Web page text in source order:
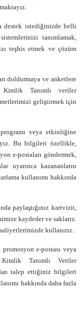
destek istediğinizde belli
tanımlamak,
teşhis etmek ve çözüm
doldurmaya ve anketlere
Kimlik Tanımlı veriler
geliştirmek için
veya etkinliğine
Bu bilgileri özellikle,
e-postaları göndermek,
uyarınca kazananların
kullanımı hakkında
paylaştığınız kartvizit,
kaydeder ve saklarız.
kullanırız.
e-postası veya
Tanımlı Veriler
talep ettiğiniz bilgileri
hakkında daha fazla